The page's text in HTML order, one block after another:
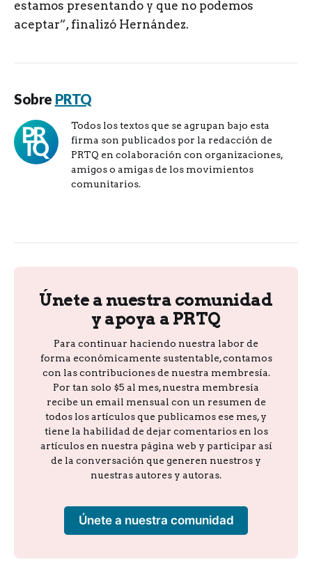
estamos presentando y que no podemos
aceptar”, finalizó Hernández.
Sobre PRTQ
Todos los textos que se agrupan bajo esta
firma son publicados por la redacción de
PRTQ en colaboración con organizaciones,
amigos o amigas de los movimientos
comunitarios.
Únete a nuestra comunidad
y apoya a PRTQ
Para continuar haciendo nuestra labor de
forma económicamente sustentable, contamos
con las contribuciones de nuestra membresía.
Por tan solo $5 al mes, nuestra membresía
recibe un email mensual con un resumen de
todos los artículos que publicamos ese mes, y
tiene la habilidad de dejar comentarios en los
artículos en nuestra página web y participar así
de la conversación que generen nuestros y
nuestras autores y autoras.
Únete a nuestra comunidad